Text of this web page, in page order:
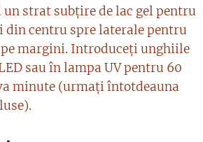
strat subțire de lac gel pentru
centru spre laterale pentru
pe margini. Introduceți unghiile
sau în lampa UV pentru 60
minute (urmați întotdeauna